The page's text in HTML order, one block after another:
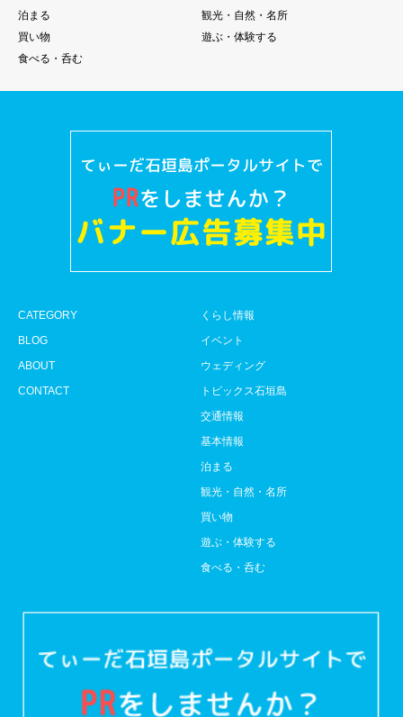
泊まる
観光・自然・名所
買い物
遊ぶ・体験する
食べる・呑む
CATEGORY
BLOG
ABOUT
CONTACT
くらし情報
イベント
ウェディング
トピックス石垣島
交通情報
基本情報
泊まる
観光・自然・名所
買い物
遊ぶ・体験する
食べる・呑む